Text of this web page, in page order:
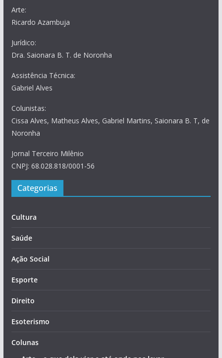
Arte:
Ricardo Azambuja
Jurídico:
Dra. Saionara B. T. de Noronha
Assistência Técnica:
Gabriel Alves
Colunistas:
Cissa Alves, Matheus Alves, Gabriel Martins, Saionara B. T, de
Noronha
Jornal Terceiro Milênio
CNPJ: 68.028.818/0001-56
Categorias
Cultura
Saúde
Ação Social
Esporte
Direito
Esoterismo
Colunas